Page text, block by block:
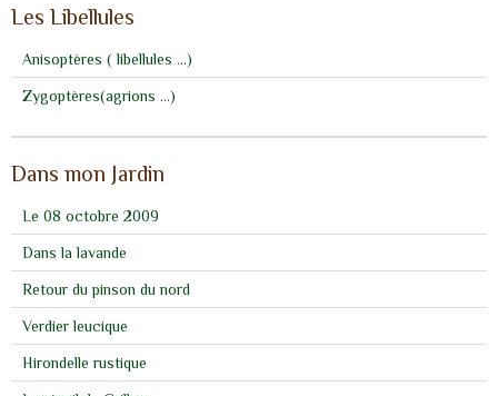
Les Libellules
Anisoptères ( libellules ...)
Zygoptères(agrions ...)
Dans mon Jardin
Le 08 octobre 2009
Dans la lavande
Retour du pinson du nord
Verdier leucique
Hirondelle rustique